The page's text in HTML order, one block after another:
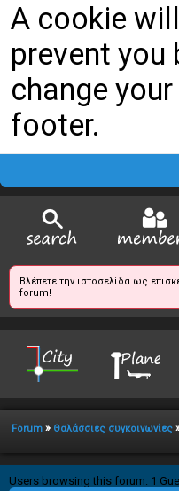
A cookie
prevent you
change
footer.
Βλέπετε την ιστοσελίδα ως
forum!
Forum » Θαλάσσιες συγκοινωνίες
Users browsing this forum: 1